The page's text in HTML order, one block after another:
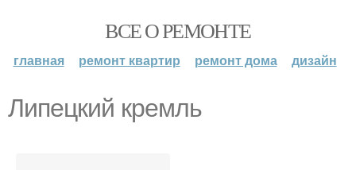
ВСЕ О РЕМОНТЕ
главная ремонт квартир ремонт дома дизайн
Липецкий кремль